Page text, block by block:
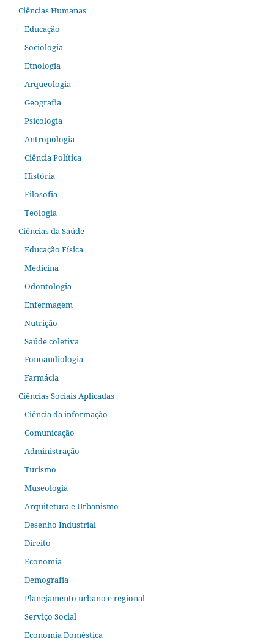
Ciências Humanas
Educação
Sociologia
Etnologia
Arqueologia
Geografia
Psicologia
Antropologia
Ciência Política
História
Filosofia
Teologia
Ciências da Saúde
Educação Física
Medicina
Odontologia
Enfermagem
Nutrição
Saúde coletiva
Fonoaudiologia
Farmácia
Ciências Sociais Aplicadas
Ciência da informação
Comunicação
Administração
Turismo
Museologia
Arquitetura e Urbanismo
Desenho Industrial
Direito
Economia
Demografia
Planejamento urbano e regional
Serviço Social
Economia Doméstica